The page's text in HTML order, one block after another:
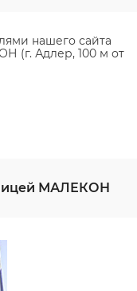
нашего сайта
(г. Адлер, 100 м от
МАЛЕКОН